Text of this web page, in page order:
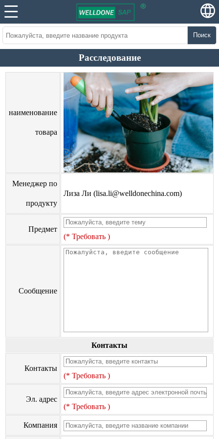
Поиск
Расследование
наименование
товара
Менеджер по
продукту
Лиза Ли (lisa.li@welldonechina.com)
Предмет
(* Требовать )
Сообщение
Контакты
Контакты
(* Требовать )
Эл. адрес
(* Требовать )
Компания